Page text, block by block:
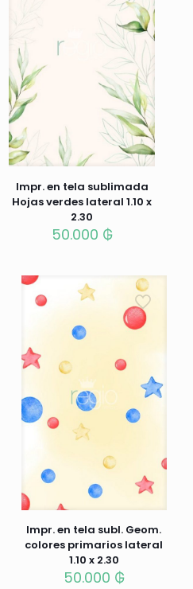
Impr. en tela sublimada
Hojas verdes lateral 1.10 x
2.30
50.000 ₲
Impr. en tela subl. Geom.
colores primarios lateral
1.10 x 2.30
50.000 ₲